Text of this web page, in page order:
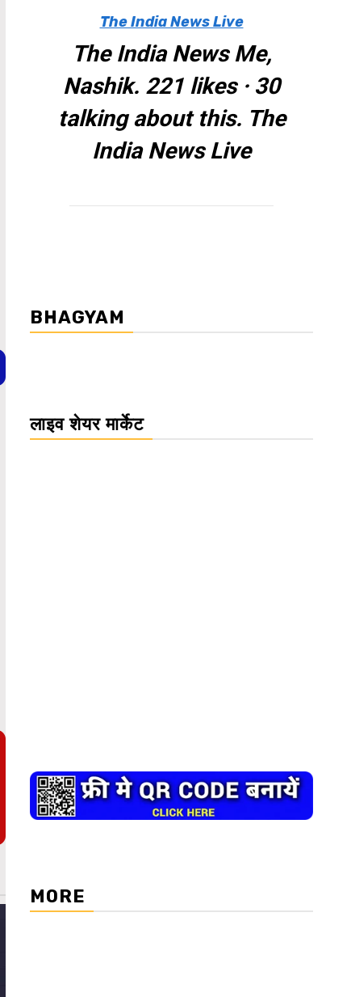
The India News Live
The India News Me,
Nashik. 221 likes · 30
talking about this. The
India News Live
BHAGYAM
लाइव शेयर मार्केट
MORE